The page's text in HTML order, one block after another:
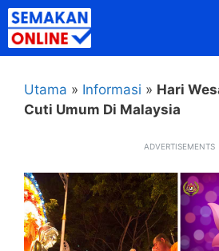
Skip
to
content
Utama » Informasi » Hari
Cuti Umum Di Malaysia
ADVERTISEMENTS